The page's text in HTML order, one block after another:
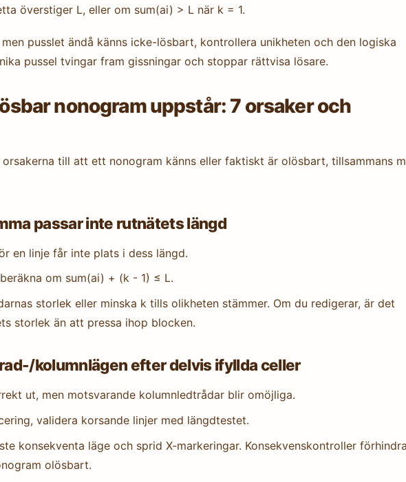
överstiger L, eller om sum(ai) > L när k = 1.
pusslet ändå känns icke-lösbart, kontrollera unikheten och den logiska
pussel tvingar fram gissningar och stoppar rättvisa lösare.
nonogram uppstår: 7 orsaker och
till att ett nonogram känns eller faktiskt är olösbart, tillsammans
passar inte rutnätets längd
en linje får inte plats i dess längd.
om sum(ai) + (k - 1) ≤ L.
storlek eller minska k tills olikheten stämmer. Om du redigerar, är det
storlek än att pressa ihop blocken.
kolumnlägen efter delvis ifyllda celler
ut, men motsvarande kolumnledtrådar blir omöjliga.
validera korsande linjer med längdtestet.
konsekventa läge och sprid X-markeringar. Konsekvenskontroller
olösbart.